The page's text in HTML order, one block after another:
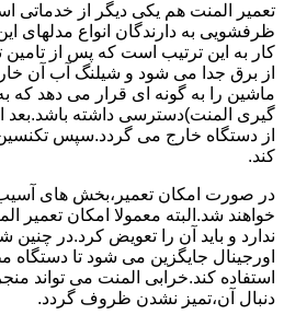
تعمیر المنت هم یکی دیگر از خدماتی
ظرفشویی به دارندگان انواع مدلهای
کار به این ترتیب است که پس از تامین
از برق جدا می شود و شیلنگ آب آن
ماشین را به گونه ای قرار می دهد که
گیری المنت)دسترسی داشته باشد.بعد
از دستگاه خارج می گردد.سپس
کند.
در صورت امکان تعمیر،بخش های آسیب
خواهند شد.البته معمولا امکان
ندارد و باید آن را تعویض کرد.در چنین
اورجینال جایگزین می شود تا
استفاده کند.خرابی المنت می تواند
دنبال آن،تمیز نشدن ظروف گردد.